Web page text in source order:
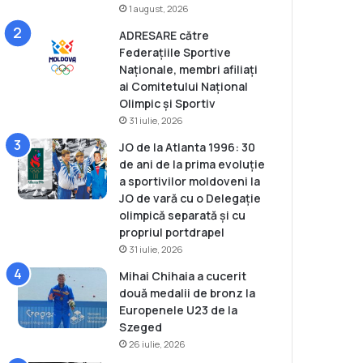
1 august, 2026
ADRESARE către
Federațiile Sportive
Naționale, membri afiliați
ai Comitetului Național
Olimpic și Sportiv
31 iulie, 2026
JO de la Atlanta 1996: 30
de ani de la prima evoluție
a sportivilor moldoveni la
JO de vară cu o Delegație
olimpică separată și cu
propriul portdrapel
31 iulie, 2026
Mihai Chihaia a cucerit
două medalii de bronz la
Europenele U23 de la
Szeged
26 iulie, 2026